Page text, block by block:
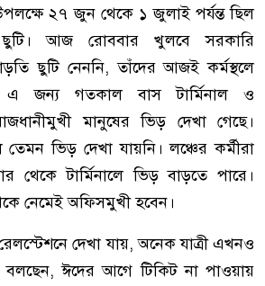
২৭ জুন থেকে ১ জুলাই পর্যন্ত ছিল
আজ রোববার খুলবে সরকারি
ছুটি নেননি, তাঁদের আজই কর্মস্থলে
জন্য গতকাল বাস টার্মিনাল ও
মানুষের ভিড় দেখা গেছে।
তেমন ভিড় দেখা যায়নি। লঞ্চের কর্মীরা
থেকে টার্মিনালে ভিড় বাড়তে পারে।
নেমেই অফিসমুখী হবেন।
দেখা যায়, অনেক যাত্রী এখনও
বলছেন, ঈদের আগে টিকিট না পাওয়ায়